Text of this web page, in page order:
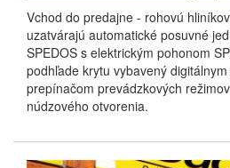
Vchod do predajne - rohovú
uzatvárajú automatické posuvné
SPEDOS s elektrickým pohonom
podhľade krytu vybavený
prepínačom prevádzkových
núdzového otvorenia.